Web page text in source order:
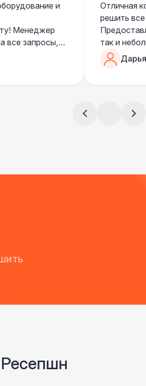
и
Менеджер
все запросы,
тревоги
Отличная
решить
так и
очень
чем